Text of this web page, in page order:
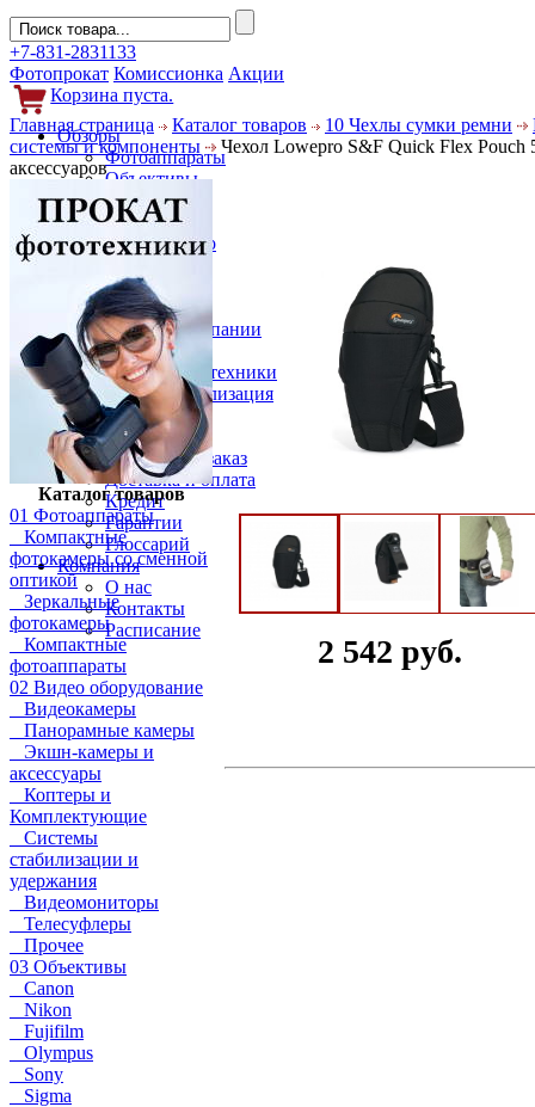
+7-831-2831133
Фотопрокат Комиссионка Акции
Корзина пуста.
Обзоры
Фотоаппараты
Объективы
Фильтры
Новости
Фото и видео
Аксессуары
Слухи
Новости компании
Услуги
Прокат фототехники
Выкуп и реализация
Покупателям
Акции
Как сделать заказ
Доставка и оплата
Кредит
Гарантии
Глоссарий
Компания
О нас
Контакты
Расписание
Главная страница Каталог товаров 10 Чехлы сумки ремни
системы и компоненты
Чехол Lowepro S&F Quick Flex Pouch
аксессуаров
Каталог товаров
01 Фотоаппараты
Компактные
фотокамеры со сменной
оптикой
Зеркальные
фотокамеры
Компактные
фотоаппараты
02 Видео оборудование
Видеокамеры
Панорамные камеры
Экшн-камеры и
аксессуары
Коптеры и
Комплектующие
Системы
стабилизации и
удержания
Видеомониторы
Телесуфлеры
Прочее
03 Объективы
Canon
Nikon
Fujifilm
Olympus
Sony
Sigma
2 542 руб.